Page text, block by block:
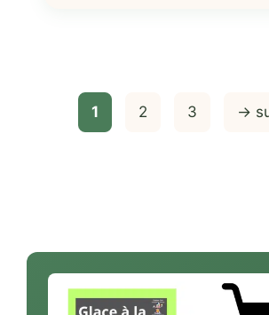
Page
1 Page
2 Page
3 →